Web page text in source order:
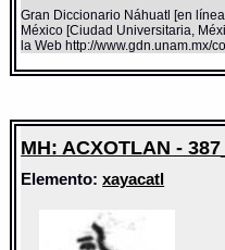
Gran Diccionario Náhuatl [en
México [Ciudad Universitaria,
la Web http://www.gdn.unam.mx/
MH: ACXOTLAN -
Elemento:xayacatl